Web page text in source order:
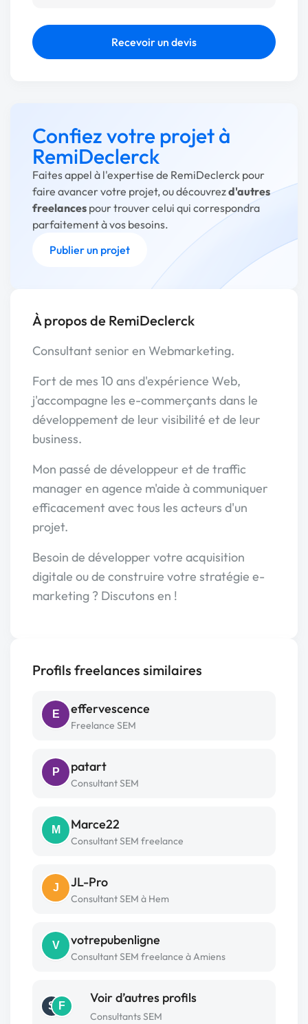
Recevoir un devis
Confiez votre projet à
RemiDeclerck
Faites appel à l'expertise de RemiDeclerck pour
faire avancer votre projet, ou découvrezd'autres
freelances pour trouver celui qui correspondra
parfaitement à vos besoins.
Publier un projet
À propos de RemiDeclerck
Consultant senior en Webmarketing.
Fort de mes 10 ans d'expérience Web,
j'accompagne les e-commerçants dans le
développement de leur visibilité et de leur
business.
Mon passé de développeur et de traffic
manager en agence m'aide à communiquer
efficacement avec tous les acteurs d'un
projet.
Besoin de développer votre acquisition
digitale ou de construire votre stratégie e-
marketing ? Discutons en !
Profils freelances similaires
E effervescence
Freelance SEM
P patart
Consultant SEM
M Marce22
Consultant SEM freelance
J JL-Pro
Consultant SEM à Hem
V votrepubenligne
Consultant SEM freelance à Amiens
S F
Voir d’autres profils
Consultants SEM